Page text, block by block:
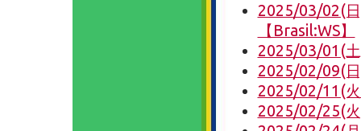
2025/03/02(
【Brasil:WS】
2025/03/01(
2025/02/09(
2025/02/11(
2025/02/25(